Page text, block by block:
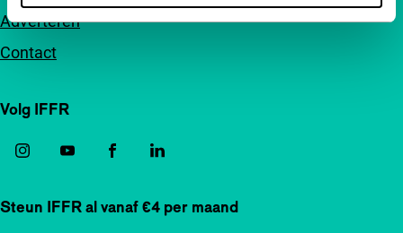
Adverteren
Contact
Volg IFFR
Steun IFFR al vanaf €4 per maand